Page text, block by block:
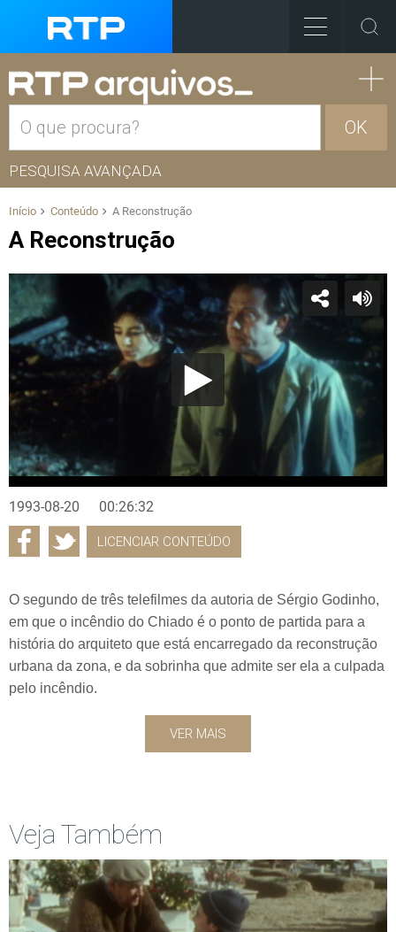
OK
PESQUISA AVANÇADA
Início Conteúdo A Reconstrução
A Reconstrução
1993-08-20 00:26:32
LICENCIAR CONTEÚDO
O segundo de três telefilmes da autoria de Sérgio Godinho,
em que o incêndio do Chiado é o ponto de partida para a
história do arquiteto que está encarregado da reconstrução
urbana da zona, e da sobrinha que admite ser ela a culpada
pelo incêndio.
VER MAIS
Veja Também